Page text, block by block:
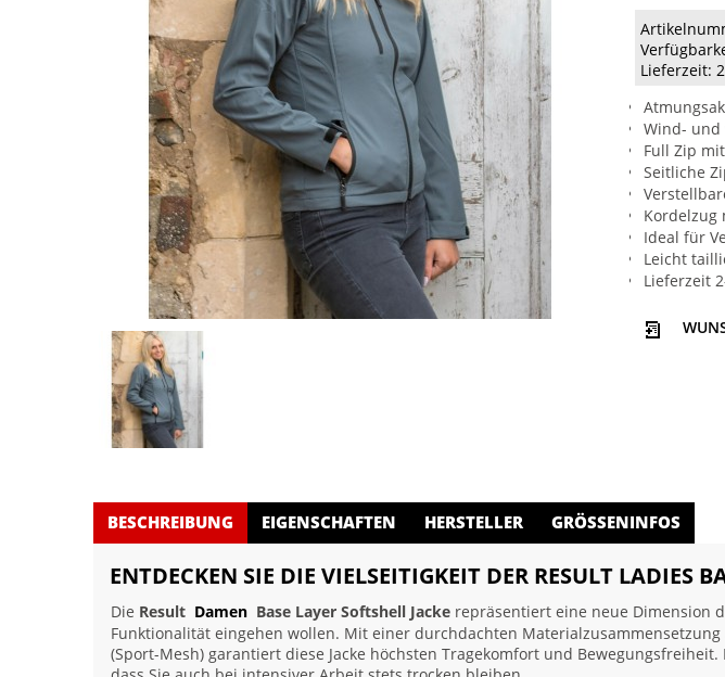
Lieferzeit:
Wind- und
Full Zip
Seitliche
Kordelzug
Ideal für
Leicht
Lieferzeit
BESCHREIBUNG EIGENSCHAFTEN HERSTELLER GRÖSSENINFOS
ENTDECKEN SIE DIE VIELSEITIGKEIT DER RESULT LADIES
Die Result Damen Base Layer Softshell Jacke repräsentiert eine neue Dimension
Funktionalität eingehen wollen. Mit einer durchdachten Materialzusammensetzung
(Sport-Mesh) garantiert diese Jacke höchsten Tragekomfort und